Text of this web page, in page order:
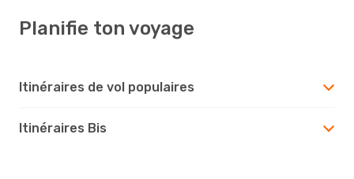
Planifie ton voyage
Itinéraires de vol populaires
Itinéraires Bis